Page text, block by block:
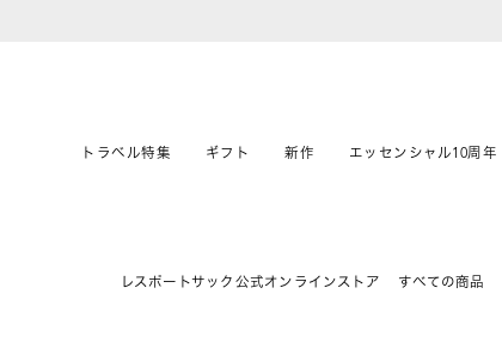
トラベル特集 ギフト 新作 エッセンシャル10周年
レスポートサック公式オンラインストア すべての商品